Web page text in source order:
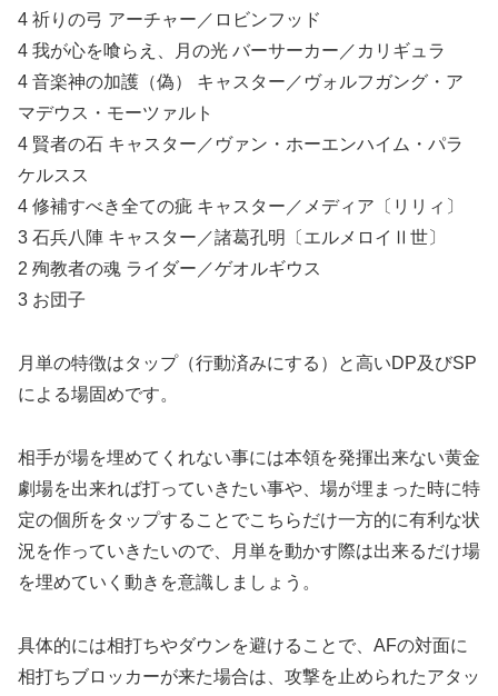
4 祈りの弓 アーチャー／ロビンフッド
4 我が心を喰らえ、月の光 バーサーカー／カリギュラ
4 音楽神の加護（偽） キャスター／ヴォルフガング・ア
マデウス・モーツァルト
4 賢者の石 キャスター／ヴァン・ホーエンハイム・パラ
ケルスス
4 修補すべき全ての疵 キャスター／メディア〔リリィ〕
3 石兵八陣 キャスター／諸葛孔明〔エルメロイⅡ世〕
2 殉教者の魂 ライダー／ゲオルギウス
3 お団子
月単の特徴はタップ（行動済みにする）と高いDP及びSP
による場固めです。
相手が場を埋めてくれない事には本領を発揮出来ない黄金
劇場を出来れば打っていきたい事や、場が埋まった時に特
定の個所をタップすることでこちらだけ一方的に有利な状
況を作っていきたいので、月単を動かす際は出来るだけ場
を埋めていく動きを意識しましょう。
具体的には相打ちやダウンを避けることで、AFの対面に
相打ちブロッカーが来た場合は、攻撃を止められたアタッ